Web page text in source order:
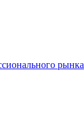
рынка